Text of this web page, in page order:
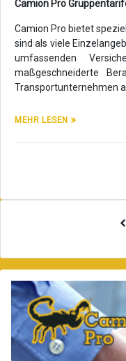
Camion Pro
Camion Pro bietet
sind als viele
umfassenden
maßgeschneiderte
Transportunternehmen
MEHR LESEN